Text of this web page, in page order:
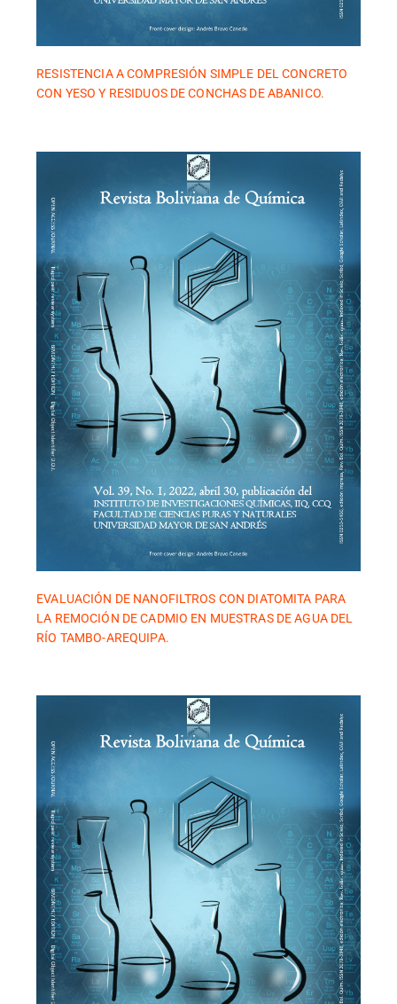
RESISTENCIA A COMPRESIÓN SIMPLE DEL CONCRETO
CON YESO Y RESIDUOS DE CONCHAS DE ABANICO.
EVALUACIÓN DE NANOFILTROS CON DIATOMITA PARA
LA REMOCIÓN DE CADMIO EN MUESTRAS DE AGUA DEL
RÍO TAMBO-AREQUIPA.